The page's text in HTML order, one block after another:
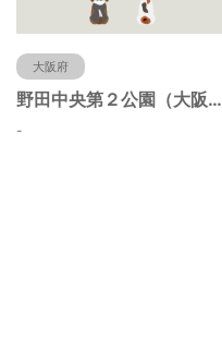
大阪府
野田中央第２公園（大阪府豊中市）
-